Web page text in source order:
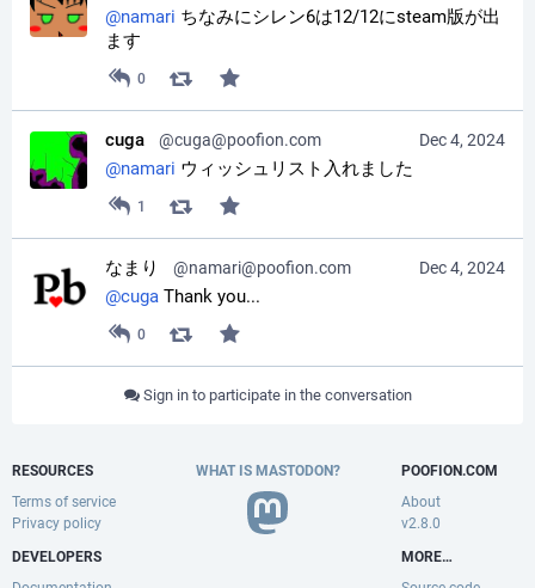
@namari ちなみにシレン6は12/12にsteam版が出
ます
0
Dec 4, 2024
cuga @cuga@poofion.com
@namari ウィッシュリスト入れました
1
Dec 4, 2024
なまり @namari@poofion.com
@cuga Thank you...
0
Sign in to participate in the conversation
RESOURCES
Terms of service
Privacy policy
DEVELOPERS
WHAT IS MASTODON?
POOFION.COM
About
v2.8.0
MORE…